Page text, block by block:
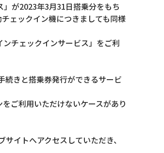
が2023年3月31日搭乗分をもち
ェックイン機につきましても同様
チェックインサービス」をご利
きと搭乗券発行ができるサービ
ご利用いただけないケースがあり
イトへアクセスしていただき、